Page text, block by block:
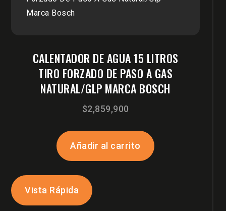
CALENTADOR DE AGUA 15 LITROS
TIRO FORZADO DE PASO A GAS
NATURAL/GLP MARCA BOSCH
$2,859,900
Añadir al carrito
Vista Rápida